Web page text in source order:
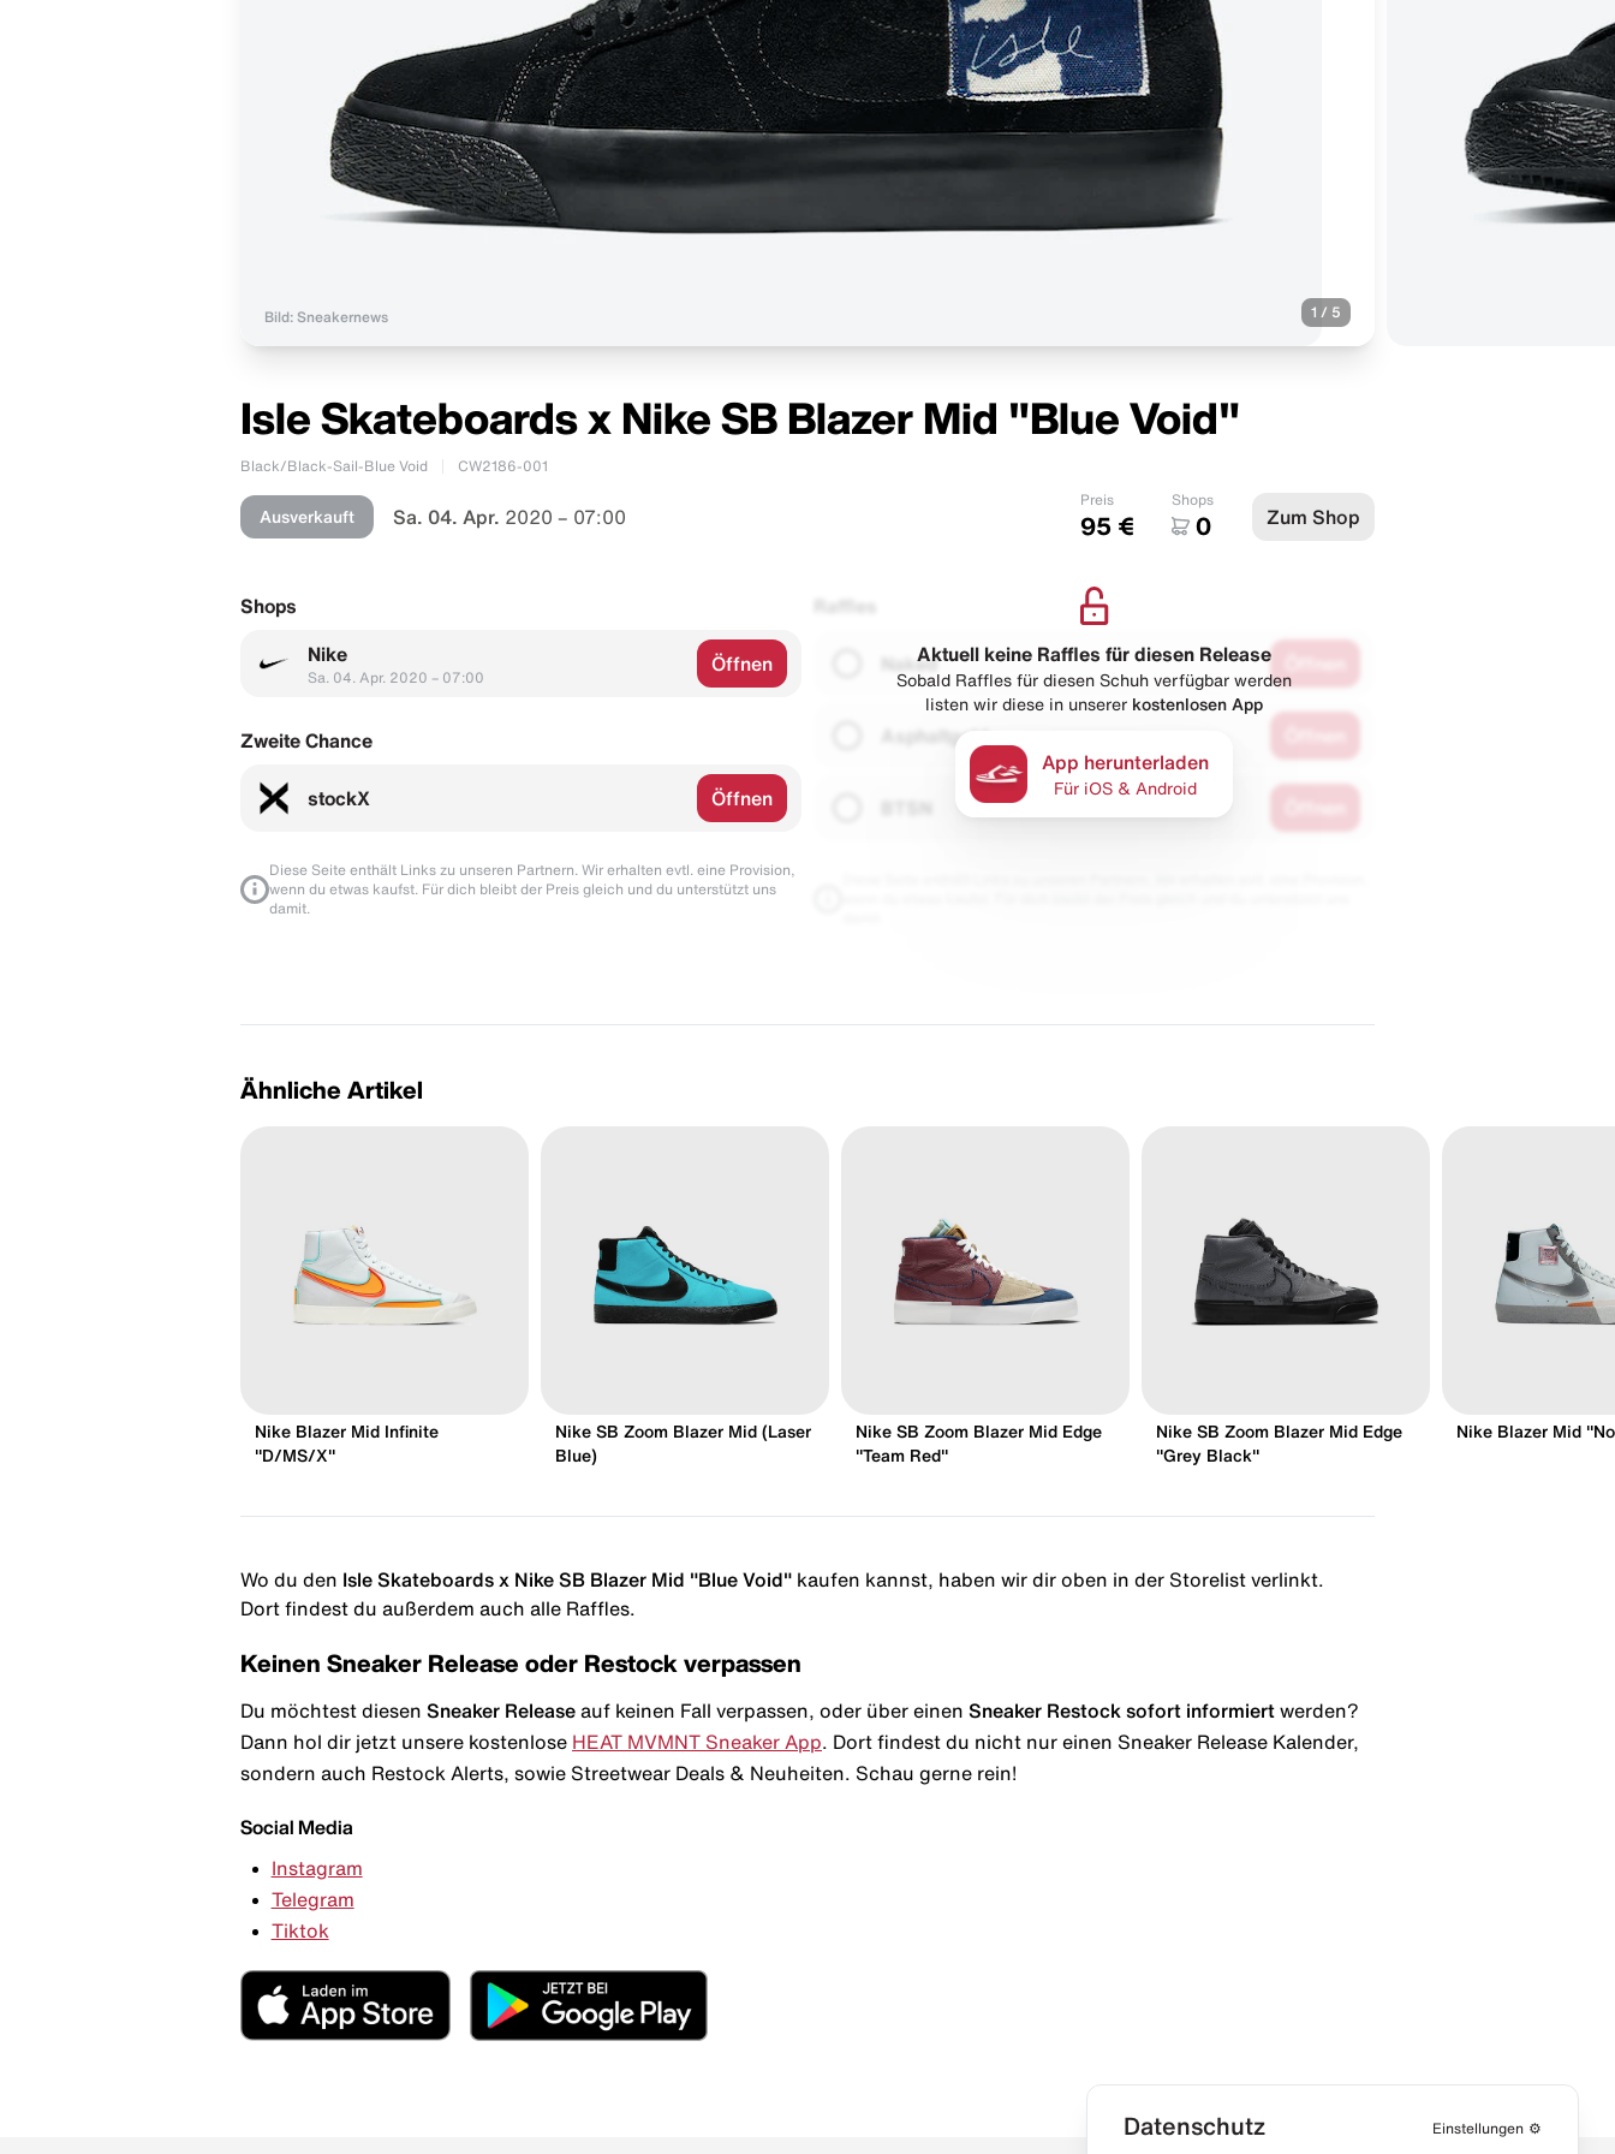
Bild: Sneakernews 1 / 5
Isle Skateboards x Nike SB Blazer Mid "Blue Void"
Black/Black-Sail-Blue Void CW2186-001
Ausverkauft Sa. 04. Apr. 2020 – 07:00
Preis
95 €
Shops
0 Zum Shop
Shops
Nike
Sa. 04. Apr. 2020 – 07:00
Öffnen
Zweite Chance
stockX Öffnen
Diese Seite enthält Links zu unseren Partnern. Wir erhalten evtl. eine Provision,
wenn du etwas kaufst. Für dich bleibt der Preis gleich und du unterstützt uns
damit.
Raffles
Naked
Asphaltgold
Aktuell keine Raffles für diesen Release
Sobald Raffles für diesen Schuh verfügbar werden
listen wir diese in unserer kostenlosen App
App herunterladen
Für iOS & Android
Ähnliche Artikel
Nike Blazer Mid Infinite
"D/MS/X"
Nike SB Zoom Blazer Mid (Laser
Blue)
Nike SB Zoom Blazer Mid Edge
"Team Red"
Nike SB Zoom Blazer Mid Edge
"Grey Black"
Nike Blazer Mid
Wo du den Isle Skateboards x Nike SB Blazer Mid "Blue Void" kaufen kannst, haben wir dir oben in der Storelist verlinkt.
Dort findest du außerdem auch alle Raffles.
Keinen Sneaker Release oder Restock verpassen
Du möchtest diesen Sneaker Release auf keinen Fall verpassen, oder über einen Sneaker Restock sofort informiert werden?
Dann hol dir jetzt unsere kostenlose HEAT MVMNT Sneaker App . Dort findest du nicht nur einen Sneaker Release Kalender,
sondern auch Restock Alerts, sowie Streetwear Deals & Neuheiten. Schau gerne rein!
Social Media
Instagram
Telegram
Tiktok
Datenschutz Einstellungen ⚙️